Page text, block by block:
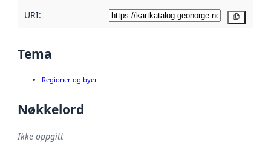
URI:
Tema
Regioner og byer
Nøkkelord
Ikke oppgitt